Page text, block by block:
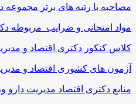
مصاحبه با رتبه های برتر مجموعه
مواد امتحانی و ضرایب مربوطه
کلاس کنکور دکتری اقتصاد و
آزمون های كشوری اقتصاد و
منابع دکتری اقتصاد مدیریت دارو